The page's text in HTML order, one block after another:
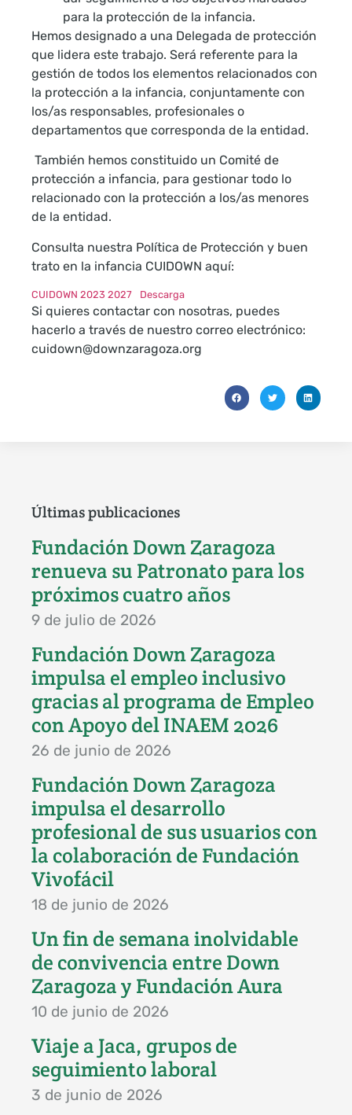
para la protección de la infancia.
Hemos designado a una Delegada de protección
que lidera este trabajo. Será referente para la
gestión de todos los elementos relacionados con
la protección a la infancia, conjuntamente con
los/as responsables, profesionales o
departamentos que corresponda de la entidad.
También hemos constituido un Comité de
protección a infancia, para gestionar todo lo
relacionado con la protección a los/as menores
de la entidad.
Consulta nuestra Política de Protección y buen
trato en la infancia CUIDOWN aquí:
CUIDOWN 2023 2027 Descarga
Si quieres contactar con nosotras, puedes
hacerlo a través de nuestro correo electrónico:
cuidown@downzaragoza.org
Últimas publicaciones
Fundación Down Zaragoza
renueva su Patronato para los
próximos cuatro años
9 de julio de 2026
Fundación Down Zaragoza
impulsa el empleo inclusivo
gracias al programa de Empleo
con Apoyo del INAEM 2026
26 de junio de 2026
Fundación Down Zaragoza
impulsa el desarrollo
profesional de sus usuarios con
la colaboración de Fundación
Vivofácil
18 de junio de 2026
Un fin de semana inolvidable
de convivencia entre Down
Zaragoza y Fundación Aura
10 de junio de 2026
Viaje a Jaca, grupos de
seguimiento laboral
3 de junio de 2026